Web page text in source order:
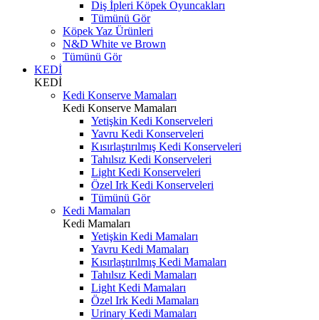
Diş İpleri Köpek Oyuncakları
Tümünü Gör
Köpek Yaz Ürünleri
N&D White ve Brown
Tümünü Gör
KEDİ
KEDİ
Kedi Konserve Mamaları
Kedi Konserve Mamaları
Yetişkin Kedi Konserveleri
Yavru Kedi Konserveleri
Kısırlaştırılmış Kedi Konserveleri
Tahılsız Kedi Konserveleri
Light Kedi Konserveleri
Özel Irk Kedi Konserveleri
Tümünü Gör
Kedi Mamaları
Kedi Mamaları
Yetişkin Kedi Mamaları
Yavru Kedi Mamaları
Kısırlaştırılmış Kedi Mamaları
Tahılsız Kedi Mamaları
Light Kedi Mamaları
Özel Irk Kedi Mamaları
Urinary Kedi Mamaları